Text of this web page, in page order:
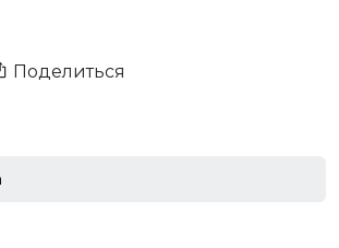
Поделиться